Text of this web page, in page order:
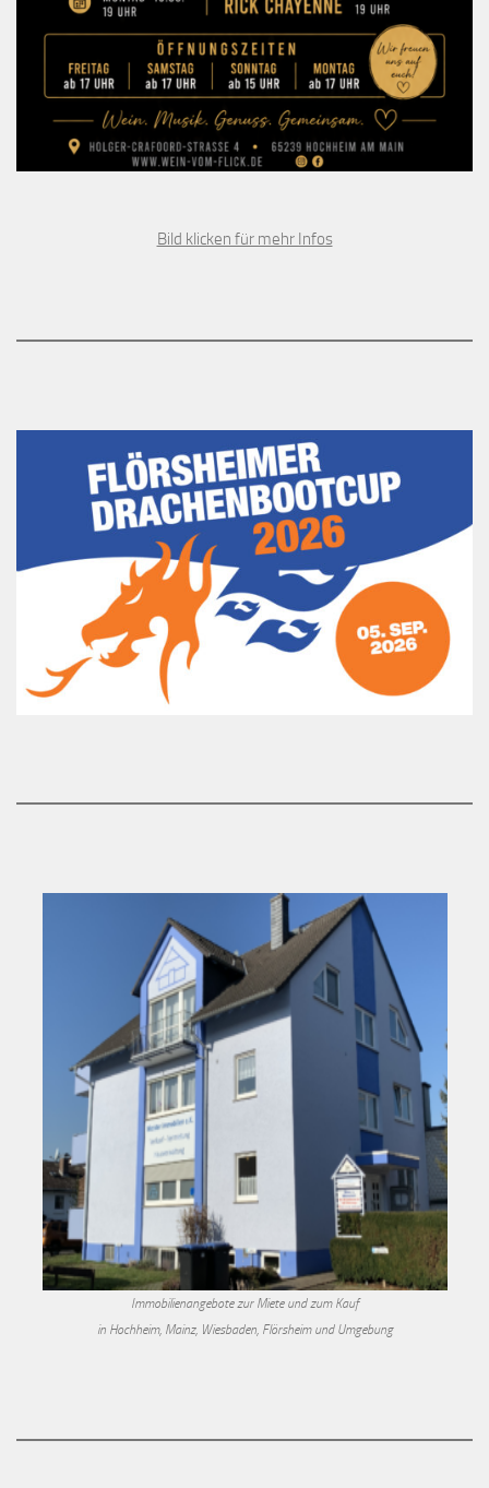
Bild klicken für mehr Infos
Immobilienangebote zur Miete und zum Kauf
in Hochheim, Mainz, Wiesbaden, Flörsheim und Umgebung